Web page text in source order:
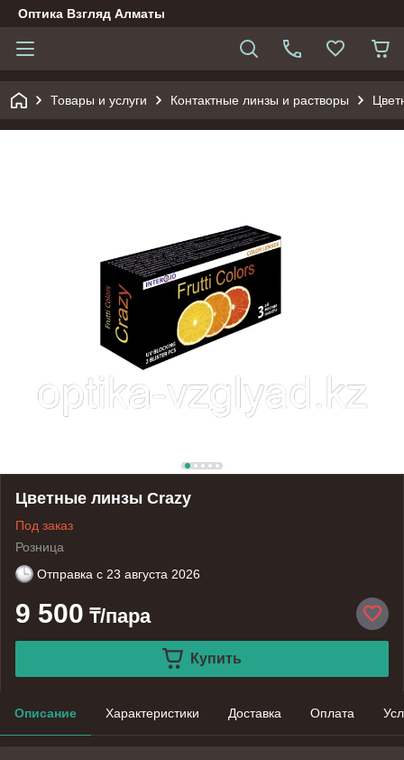
Оптика Взгляд Алматы
Товары и услуги Контактные линзы и растворы
Цветные линзы Crazy
Под заказ
Розница
Отправка с 23 августа 2026
9 500 ₸/пара
Купить
Описание Характеристики Доставка Оплата